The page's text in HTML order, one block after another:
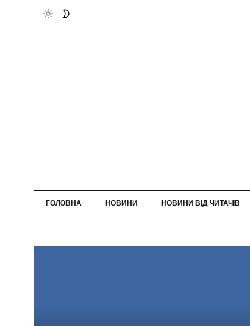
ГОЛОВНА НОВИНИ НОВИНИ ВІД ЧИТАЧІВ